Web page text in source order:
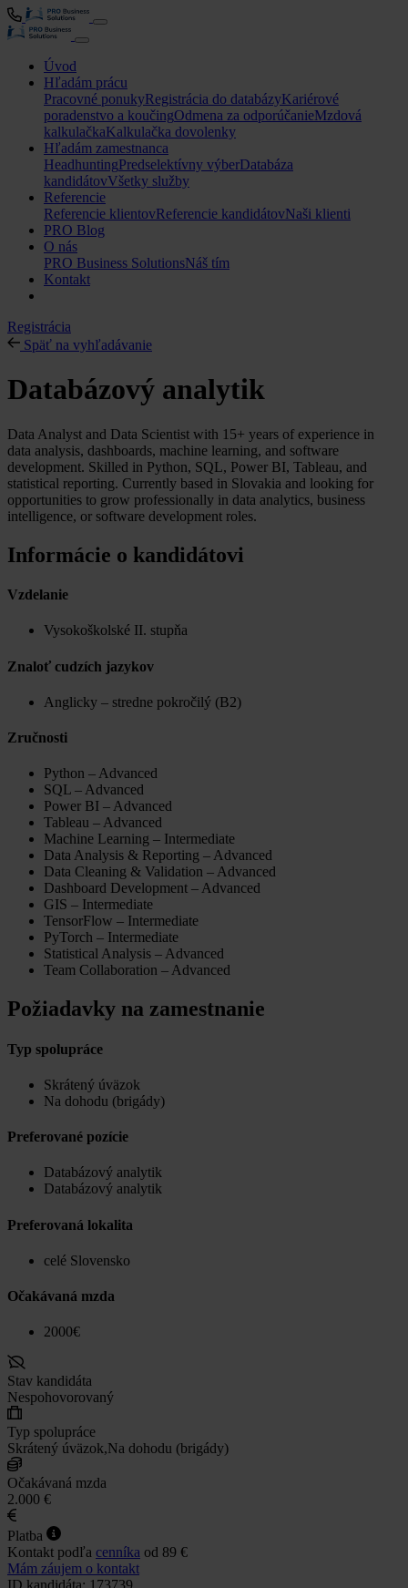
Úvod
Hľadám prácu
Pracovné ponukyRegistrácia do databázyKariérové
poradenstvo a koučingOdmena za odporúčanieMzdová
kalkulačkaKalkulačka dovolenky
Hľadám zamestnanca
HeadhuntingPredselektívny výberDatabáza
kandidátovVšetky služby
Referencie
Referencie klientovReferencie kandidátovNaši klienti
PRO Blog
O nás
PRO Business SolutionsNáš tím
Kontakt
Registrácia
Späť na vyhľadávanie
Databázový analytik
Data Analyst and Data Scientist with 15+ years of experience in
data analysis, dashboards, machine learning, and software
development. Skilled in Python, SQL, Power BI, Tableau, and
statistical reporting. Currently based in Slovakia and looking for
opportunities to grow professionally in data analytics, business
intelligence, or software development roles.
Informácie o kandidátovi
Vzdelanie
Vysokoškolské II. stupňa
Znaloť cudzích jazykov
Anglicky – stredne pokročilý (B2)
Zručnosti
Python – Advanced
SQL – Advanced
Power BI – Advanced
Tableau – Advanced
Machine Learning – Intermediate
Data Analysis & Reporting – Advanced
Data Cleaning & Validation – Advanced
Dashboard Development – Advanced
GIS – Intermediate
TensorFlow – Intermediate
PyTorch – Intermediate
Statistical Analysis – Advanced
Team Collaboration – Advanced
Požiadavky na zamestnanie
Typ spolupráce
Skrátený úväzok
Na dohodu (brigády)
Preferované pozície
Databázový analytik
Databázový analytik
Preferovaná lokalita
celé Slovensko
Očakávaná mzda
2000€
Stav kandidáta
Nespohovorovaný
Typ spolupráce
Skrátený úväzok,Na dohodu (brigády)
Očakávaná mzda
2.000 €
Platba
Kontakt podľa cenníka od 89 €
Mám záujem o kontakt